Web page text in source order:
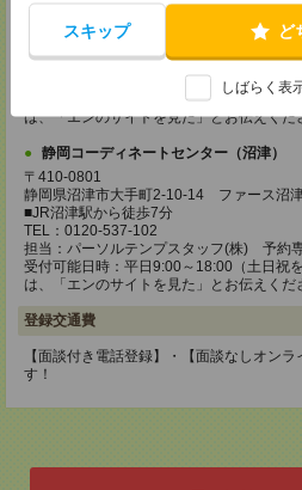
スキップ ど
しばらく表
〒420-0851
静岡県静岡市葵区黒金町11-7 大樹生命静
TEL：0120-537-102
担当：パーソルテンプスタッフ(株) 予約
受付可能日時：平日9:00～18:00（土日祝
は、「エンのサイトを見た」とお伝えくだ
静岡コーディネートセンター（沼津）
〒410-0801
静岡県沼津市大手町2-10-14 ファース沼
■JR沼津駅から徒歩7分
TEL：0120-537-102
担当：パーソルテンプスタッフ(株) 予約
受付可能日時：平日9:00～18:00（土日祝
は、「エンのサイトを見た」とお伝えくだ
登録交通費
【面談付き電話登録】・【面談なしオン
す！